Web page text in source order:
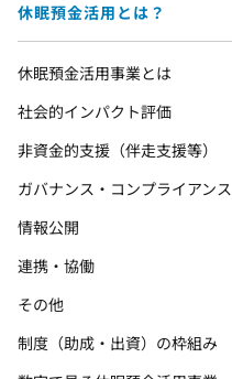
休眠預金活用とは？
休眠預金活用事業とは
社会的インパクト評価
非資金的支援（伴走支援等）
ガバナンス・コンプライアンス
情報公開
連携・協働
その他
制度（助成・出資）の枠組み